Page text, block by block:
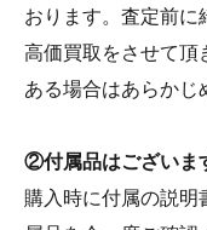
おります。査定前に
高価買取をさせて
ある場合はあらかじ
②付属品はございま
購入時に付属の説